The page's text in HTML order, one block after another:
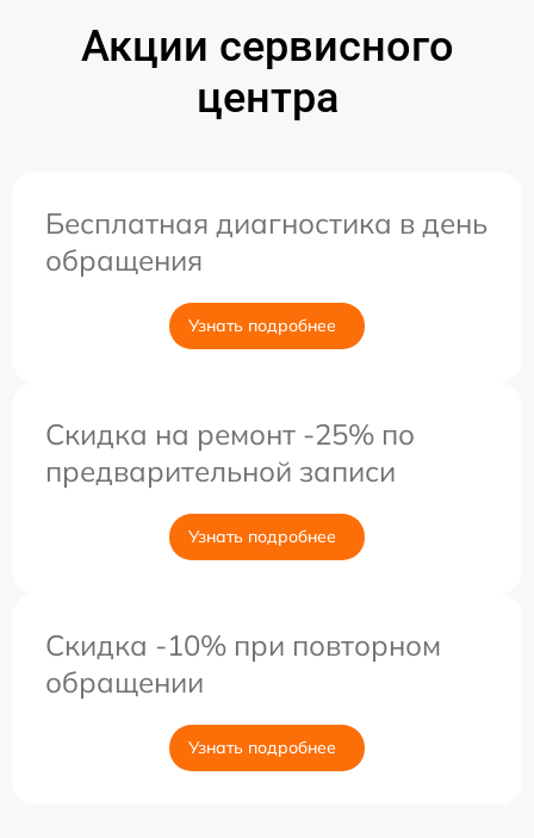
Акции сервисного
центра
Бесплатная диагностика в день
обращения
Узнать подробнее
Скидка на ремонт -25% по
предварительной записи
Узнать подробнее
Скидка -10% при повторном
обращении
Узнать подробнее